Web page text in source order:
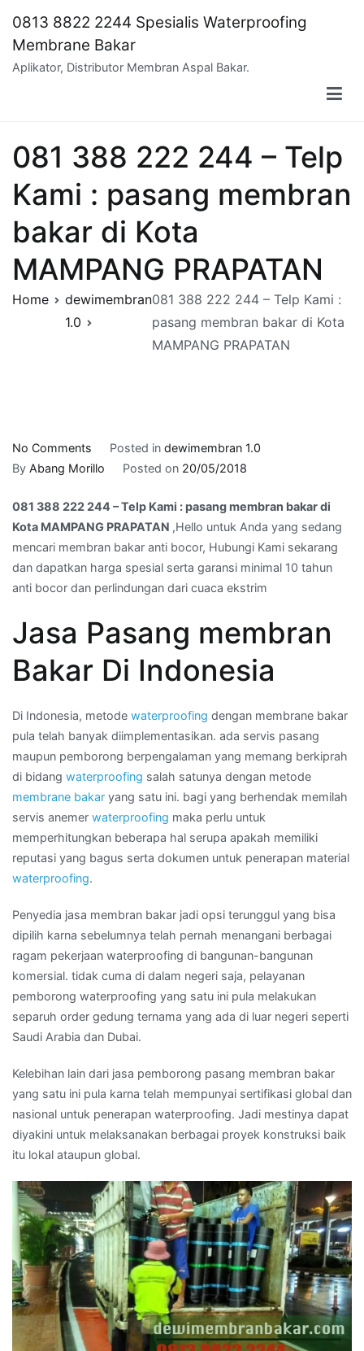
content
0813 8822 2244 Spesialis Waterproofing
Membrane Bakar
Aplikator, Distributor Membran Aspal Bakar.
081 388 222 244 – Telp
Kami : pasang membran
bakar di Kota
MAMPANG PRAPATAN
Home
dewimembran
1.0
081 388 222 244 – Telp Kami :
pasang membran bakar di Kota
MAMPANG PRAPATAN
No Comments
081
222
244
–
Telp
Kami
pasang
bakar
Kota
MAMPANG
PRAPATAN
Posted in dewimembran 1.0
By Abang Morillo Posted on 20/05/2018
081 388 222 244 – Telp Kami : pasang membran bakar di
Kota MAMPANG PRAPATAN ,Hello untuk Anda yang sedang
mencari membran bakar anti bocor, Hubungi Kami sekarang
dan dapatkan harga spesial serta garansi minimal 10 tahun
anti bocor dan perlindungan dari cuaca ekstrim
Jasa Pasang membran
Bakar Di Indonesia
Di Indonesia, metode waterproofing dengan membrane bakar
pula telah banyak diimplementasikan. ada servis pasang
maupun pemborong berpengalaman yang memang berkiprah
di bidang waterproofing salah satunya dengan metode
membrane bakar yang satu ini. bagi yang berhendak memilah
servis anemer waterproofing maka perlu untuk
memperhitungkan beberapa hal serupa apakah memiliki
reputasi yang bagus serta dokumen untuk penerapan material
waterproofing.
Penyedia jasa membran bakar jadi opsi terunggul yang bisa
dipilih karna sebelumnya telah pernah menangani berbagai
ragam pekerjaan waterproofing di bangunan-bangunan
komersial. tidak cuma di dalam negeri saja, pelayanan
pemborong waterproofing yang satu ini pula melakukan
separuh order gedung ternama yang ada di luar negeri seperti
Saudi Arabia dan Dubai.
Kelebihan lain dari jasa pemborong pasang membran bakar
yang satu ini pula karna telah mempunyai sertifikasi global dan
nasional untuk penerapan waterproofing. Jadi mestinya dapat
diyakini untuk melaksanakan berbagai proyek konstruksi baik
itu lokal ataupun global.